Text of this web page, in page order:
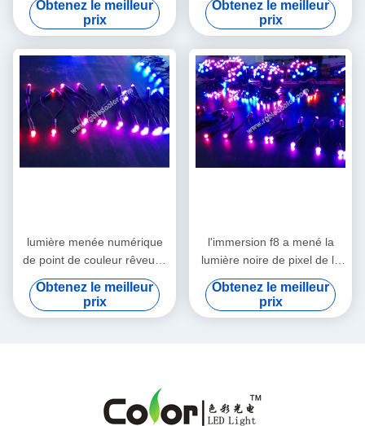
Obtenez le meilleur
prix
Obtenez le meilleur
prix
lumière menée numérique
de point de couleur rêveuse
de f8 apa106 12mm
Obtenez le meilleur
prix
l'immersion f8 a mené la
lumière noire de pixel de la
couverture RVB
Obtenez le meilleur
prix